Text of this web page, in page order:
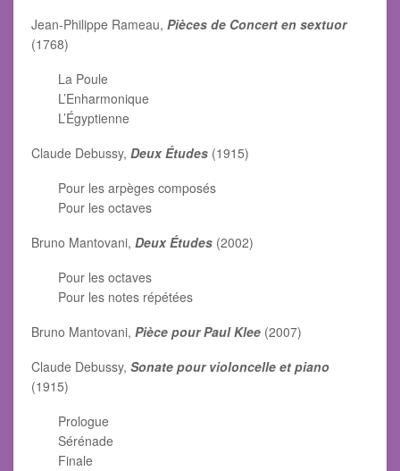
Jean-Philippe Rameau, Pièces de Concert en sextuor
(1768)
La Poule
L’Enharmonique
L’Égyptienne
Claude Debussy, Deux Études (1915)
Pour les arpèges composés
Pour les octaves
Bruno Mantovani, Deux Études (2002)
Pour les octaves
Pour les notes répétées
Bruno Mantovani, Pièce pour Paul Klee (2007)
Claude Debussy, Sonate pour violoncelle et piano
(1915)
Prologue
Sérénade
Finale